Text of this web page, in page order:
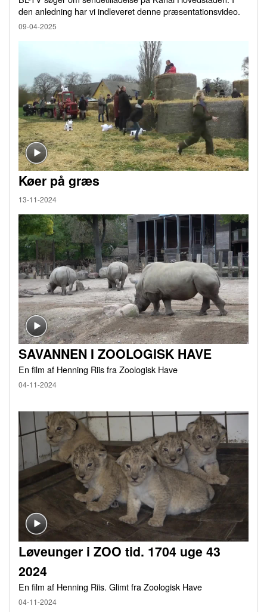
den anledning har vi indleveret denne præsentationsvideo.
09-04-2025
Køer på græs
13-11-2024
SAVANNEN I ZOOLOGISK HAVE
En film af Henning Riis fra Zoologisk Have
04-11-2024
Løveunger i ZOO tid. 1704 uge 43
2024
En film af Henning Riis. Glimt fra Zoologisk Have
04-11-2024